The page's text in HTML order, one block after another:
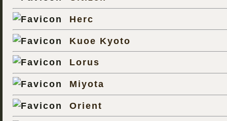
Herc
Kuoe Kyoto
Lorus
Miyota
Orient